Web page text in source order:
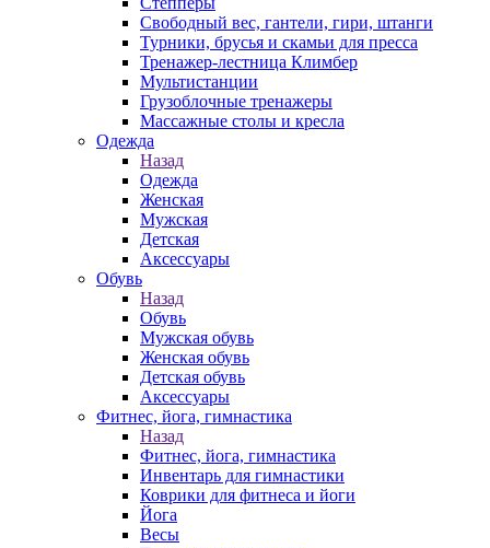
Свободный вес, гантели, гири, штанги
Турники, брусья и скамьи для пресса
Тренажер-лестница Климбер
Мультистанции
Грузоблочные тренажеры
Массажные столы и кресла
Одежда
Назад
Одежда
Женская
Мужская
Детская
Аксессуары
Обувь
Назад
Обувь
Мужская обувь
Женская обувь
Детская обувь
Аксессуары
Фитнес, йога, гимнастика
Назад
Фитнес, йога, гимнастика
Инвентарь для гимнастики
Коврики для фитнеса и йоги
Йога
Весы